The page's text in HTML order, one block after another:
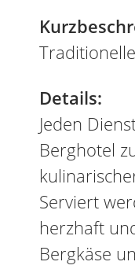
Details:
Jeden
Berghotel
Serviert
herzhaft
Bergkäse